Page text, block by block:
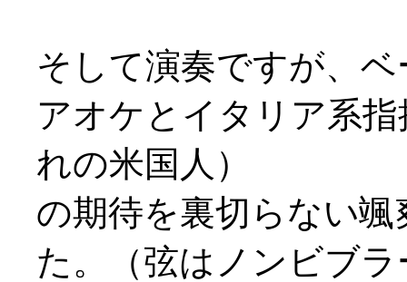
そして演奏ですが、
アオケとイタリア系
れの米国人）
の期待を裏切らない
た。（弦はノンビブ